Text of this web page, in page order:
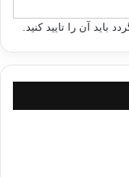
باید آن را تایید کنید.